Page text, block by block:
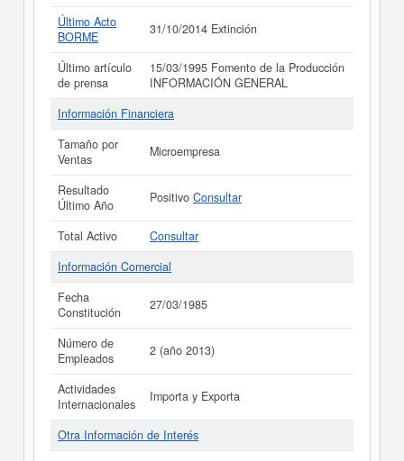
Último Acto
BORME
31/10/2014 Extinción
Último artículo
de prensa
15/03/1995 Fomento de la Producción
INFORMACIÓN GENERAL
Información Financiera
Tamaño por
Ventas
Microempresa
Resultado
Último Año
Positivo Consultar
Total Activo
Consultar
Información Comercial
Fecha
Constitución
27/03/1985
Número de
Empleados
2 (año 2013)
Actividades
Internacionales
Importa y Exporta
Otra Información de Interés